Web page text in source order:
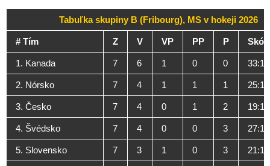
Tabuľka skupiny B (Fribourg), MS v hokeji 2026
# Tím Z V VP PP P
1. Kanada 7 6 1 0 0 33:13
2. Nórsko 7 4 1 1 1 25:14
3. Česko 7 4 0 1 2 19:17
4. Švédsko 7 4 0 0 3 27:16
5. Slovensko 7 3 1 0 3 21:19